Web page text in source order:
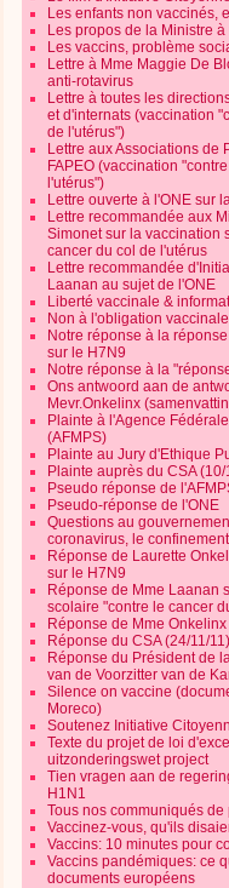
Les enfants non vaccinés,
Les propos de la Ministre
Les vaccins, problème
Lettre à Mme Maggie De
anti-rotavirus
Lettre à toutes les
et d'internats (vaccination
de l'utérus")
Lettre aux Associations de
FAPEO (vaccination
l'utérus")
Lettre ouverte à l'ONE sur
Lettre recommandée aux
Simonet sur la vaccination
cancer du col de l'utérus
Lettre recommandée
Laanan au sujet de l'ONE
Liberté vaccinale &
Non à l'obligation
Notre réponse à la
sur le H7N9
Notre réponse à la
Ons antwoord aan de
Mevr.Onkelinx
Plainte à l'Agence
(AFMPS)
Plainte au Jury d'Ethique
Plainte auprès du CSA (10/
Pseudo réponse de
Pseudo-réponse de l'ONE
Questions au
coronavirus, le
Réponse de Laurette
sur le H7N9
Réponse de Mme Laanan
scolaire "contre le cancer
Réponse de Mme
Réponse du CSA (24/11/11)
Réponse du Président de
van de Voorzitter van de
Silence on vaccine
Moreco)
Soutenez Initiative
Texte du projet de loi
uitzonderingswet project
Tien vragen aan de
H1N1
Tous nos communiqués de
Vaccinez-vous, qu'ils
Vaccins: 10 minutes pour
Vaccins pandémiques: ce
documents européens